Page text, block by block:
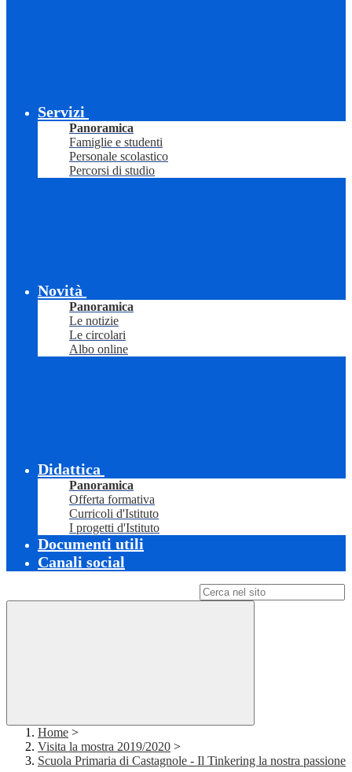
Servizi
Panoramica
Famiglie e studenti
Personale scolastico
Percorsi di studio
Novità
Panoramica
Le notizie
Le circolari
Albo online
Didattica
Panoramica
Offerta formativa
Curricoli d'Istituto
I progetti d'Istituto
Documenti utili
Canali social
Home >
Visita la mostra 2019/2020 >
Scuola Primaria di Castagnole - Il Tinkering la nostra passione